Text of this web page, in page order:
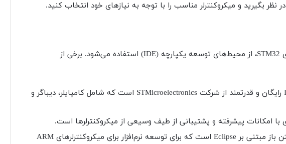
نظر بگیرید و میکروکنترلر مناسب را با توجه به نیازهای خود انتخاب کنید.
برای برنامه‌نویسی میکروکنترلرهای STM32، از محیط‌های توسعه یکپارچه (IDE) استفاده می‌شود. برخی از
یک IDE رایگان و قدرتمند از شرکت STMicroelectronics است که شامل کامپایلر، دیباگر و
یک IDE متن باز مبتنی بر Eclipse است که برای توسعه نرم‌افزار برای میکروکنترلرهای ARM